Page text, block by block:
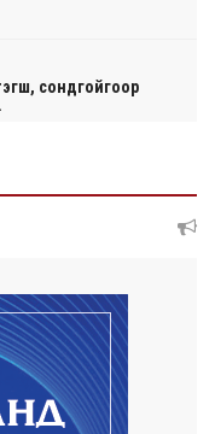
сондгойгоор
байдлын